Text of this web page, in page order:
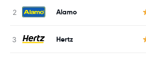
Alamo
Hertz